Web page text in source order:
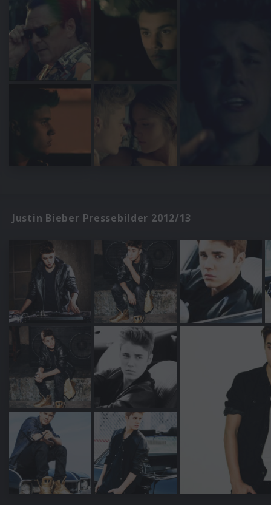
Justin Bieber Pressebilder 2012/13